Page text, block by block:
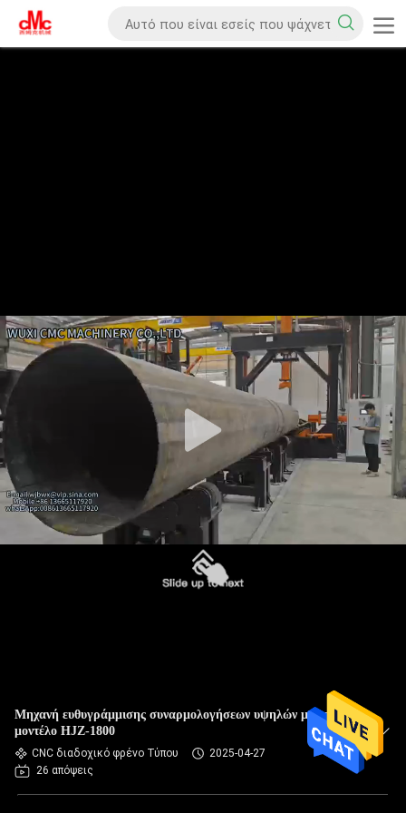
Μηχανή ευθυγράμμισης συναρμολογήσεων υψηλών μαστών
μοντέλο HJZ-1800
CNC διαδοχικό φρένο Τύπου
2025-04-27
26 απόψεις